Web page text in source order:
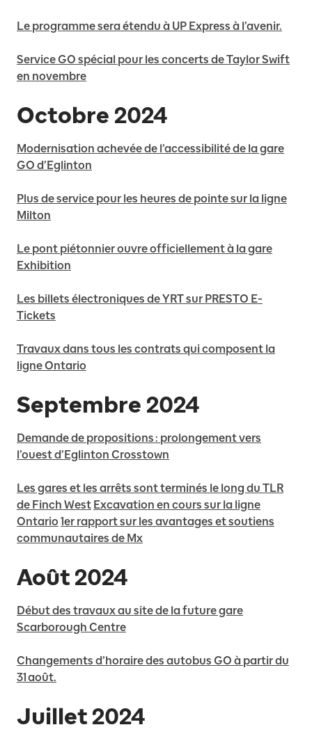
Le programme sera étendu à UP Express à l’avenir.
Service GO spécial pour les concerts de Taylor Swift
en novembre
Octobre 2024
Modernisation achevée de l’accessibilité de la gare
GO d’Eglinton
Plus de service pour les heures de pointe sur la ligne
Milton
Le pont piétonnier ouvre officiellement à la gare
Exhibition
Les billets électroniques de YRT sur PRESTO E-
Tickets
Travaux dans tous les contrats qui composent la
ligne Ontario
Septembre 2024
Demande de propositions : prolongement vers
l’ouest d’Eglinton Crosstown
Les gares et les arrêts sont terminés le long du TLR
de Finch West Excavation en cours sur la ligne
Ontario 1er rapport sur les avantages et soutiens
communautaires de Mx
Août 2024
Début des travaux au site de la future gare
Scarborough Centre
Changements d’horaire des autobus GO à partir du
31 août.
Juillet 2024